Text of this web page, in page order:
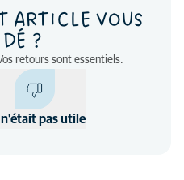
ARTICLE VOUS
?
retours sont essentiels.
n'était pas utile